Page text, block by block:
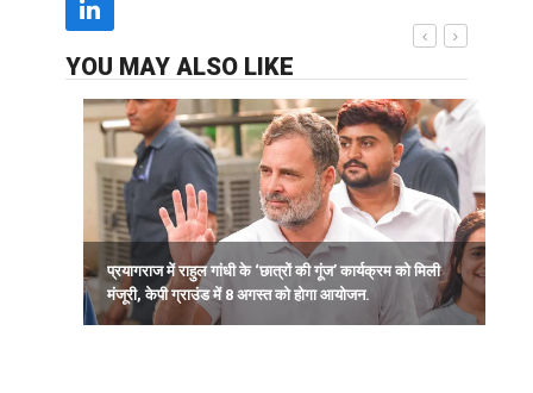
YOU MAY ALSO LIKE
प्रयागराज में राहुल गांधी के ‘छात्रों की गूंज’ कार्यक्रम को मिली
मंजूरी, केपी ग्राउंड में 8 अगस्त को होगा आयोजन.